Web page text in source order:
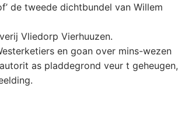
de tweede dichtbundel van Willem
Vliedorp Vierhuuzen.
en goan over mins-wezen
as pladdegrond veur t geheugen,